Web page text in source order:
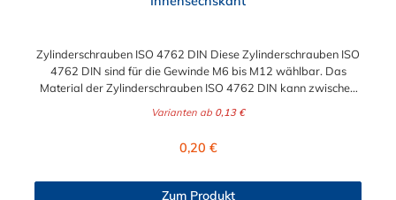
Zylinderschrauben ISO 4762 DIN Diese Zylinderschrauben ISO
4762 DIN sind für die Gewinde M6 bis M12 wählbar. Das
Material der Zylinderschrauben ISO 4762 DIN kann zwischen
Varianten ab 0,13 €
Regulärer Preis:
0,20 €
Zum Produkt